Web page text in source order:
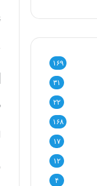
۱۶۹
۳۱
۲۲
۱۶۸
۱۷
۱۲
۴